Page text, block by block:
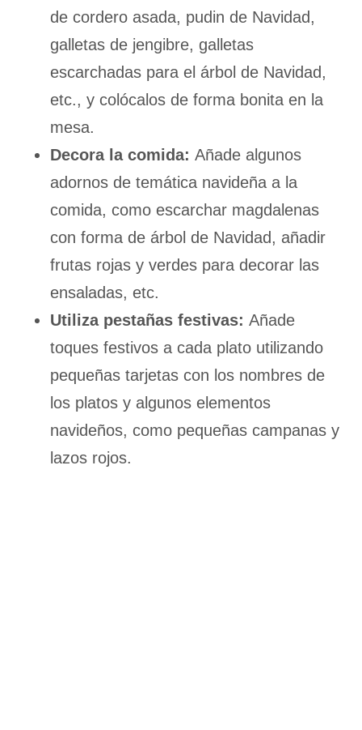
de cordero asada, pudin de Navidad,
galletas de jengibre, galletas
escarchadas para el árbol de Navidad,
etc., y colócalos de forma bonita en la
mesa.
Decora la comida:Añade algunos
adornos de temática navideña a la
comida, como escarchar magdalenas
con forma de árbol de Navidad, añadir
frutas rojas y verdes para decorar las
ensaladas, etc.
Utiliza pestañas festivas:Añade
toques festivos a cada plato utilizando
pequeñas tarjetas con los nombres de
los platos y algunos elementos
navideños, como pequeñas campanas y
lazos rojos.